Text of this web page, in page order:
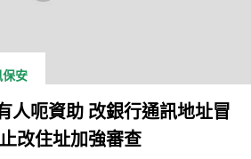
安
人呃資助 改銀行通訊地址冒
改住址加強審查